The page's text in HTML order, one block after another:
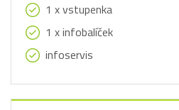
1 x vstupenka
1 x infobalíček
infoservis